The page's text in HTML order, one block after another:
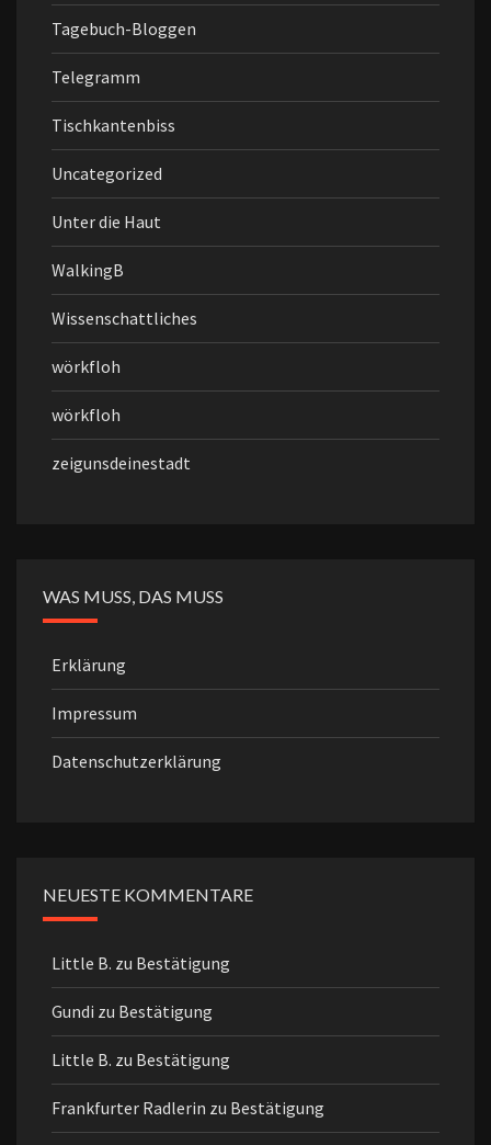
Tagebuch-Bloggen
Telegramm
Tischkantenbiss
Uncategorized
Unter die Haut
WalkingB
Wissenschattliches
wörkfloh
wörkfloh
zeigunsdeinestadt
WAS MUSS, DAS MUSS
Erklärung
Impressum
Datenschutzerklärung
NEUESTE KOMMENTARE
Little B. zu Bestätigung
Gundi zu Bestätigung
Little B. zu Bestätigung
Frankfurter Radlerin zu Bestätigung